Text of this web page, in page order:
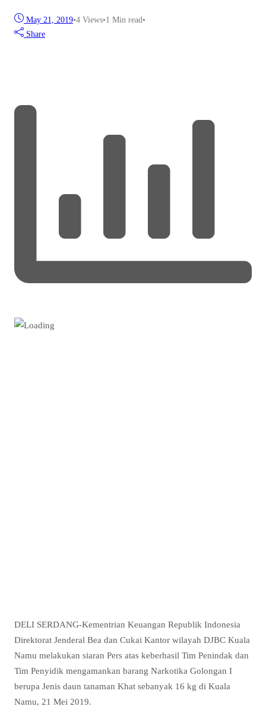
May 21, 2019•4 Views•1 Min read•
Share
DELI SERDANG-Kementrian Keuangan Republik Indonesia
Direktorat Jenderal Bea dan Cukai Kantor wilayah DJBC Kuala
Namu melakukan siaran Pers atas keberhasil Tim Penindak dan
Tim Penyidik mengamankan barang Narkotika Golongan I
berupa Jenis daun tanaman Khat sebanyak 16 kg di Kuala
Namu, 21 Mei 2019.